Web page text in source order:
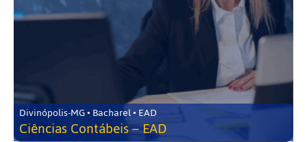
Divinópolis-MG • Bacharel • EAD
Ciências Contábeis – EAD